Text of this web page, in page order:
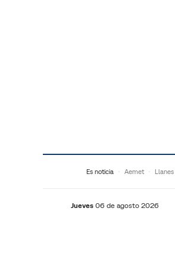
Es noticia Aemet Llanes
Jueves 06 de agosto 2026